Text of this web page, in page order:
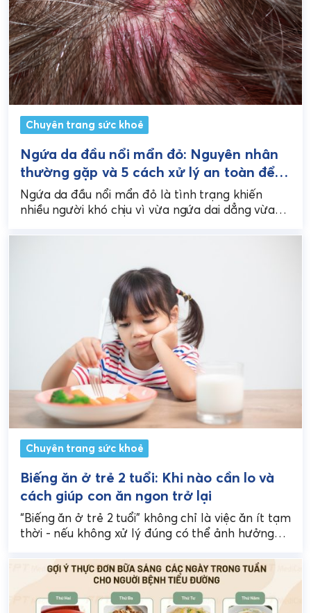
Chuyên trang sức khoẻ
Ngứa da đầu nổi mẩn đỏ: Nguyên nhân
thường gặp và 5 cách xử lý an toàn để
giảm ngứa, giảm viêm
Ngứa da đầu nổi mẩn đỏ là tình trạng khiến
nhiều người khó chịu vì vừa ngứa dai dẳng vừa
Chuyên trang sức khoẻ
Biếng ăn ở trẻ 2 tuổi: Khi nào cần lo và
cách giúp con ăn ngon trở lại
“Biếng ăn ở trẻ 2 tuổi” không chỉ là việc ăn ít tạm
thời - nếu không xử lý đúng có thể ảnh hưởng